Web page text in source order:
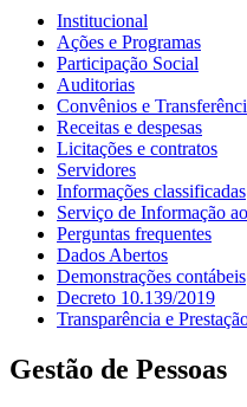
Institucional
Ações e Programas
Participação Social
Auditorias
Convênios e
Receitas e despesas
Licitações e contratos
Servidores
Informações classificadas
Serviço de Informação
Perguntas frequentes
Dados Abertos
Demonstrações contábeis
Decreto 10.139/2019
Transparência e
Gestão de Pessoas